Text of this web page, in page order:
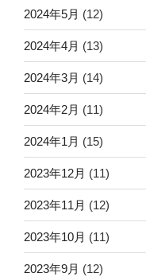
2024年5月 (12)
2024年4月 (13)
2024年3月 (14)
2024年2月 (11)
2024年1月 (15)
2023年12月 (11)
2023年11月 (12)
2023年10月 (11)
2023年9月 (12)